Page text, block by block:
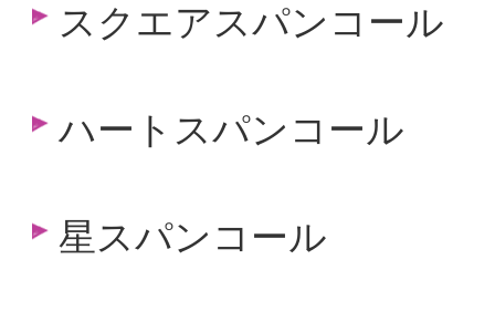
スクエアスパンコール
ハートスパンコール
星スパンコール